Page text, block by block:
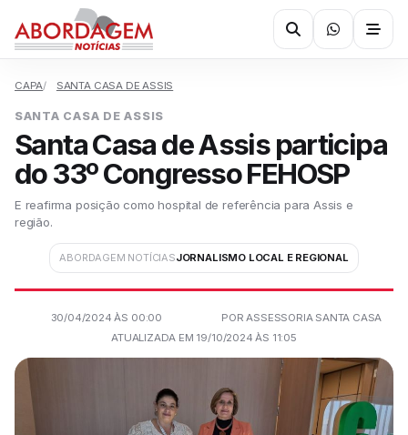
CAPA SANTA CASA DE ASSIS
SANTA CASA DE ASSIS
Santa Casa de Assis participa
do 33º Congresso FEHOSP
E reafirma posição como hospital de referência para Assis e
região.
ABORDAGEM NOTÍCIASJORNALISMO LOCAL E REGIONAL
30/04/2024 ÀS 00:00
POR ASSESSORIA SANTA CASA
ATUALIZADA EM 19/10/2024 ÀS 11:05